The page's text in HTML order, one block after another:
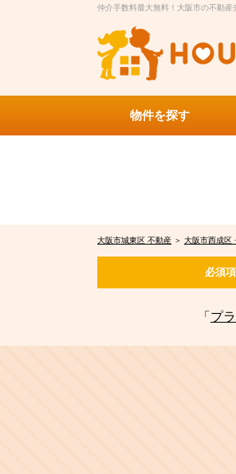
仲介手数料最大無料！大阪市の不動産
物件を探す
大阪市城東区 不動産 ＞ 大阪市西成区
必須
「 プ